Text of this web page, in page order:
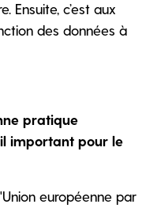
Ensuite, c’est aux
des données à
pratique
il important pour le
européenne par